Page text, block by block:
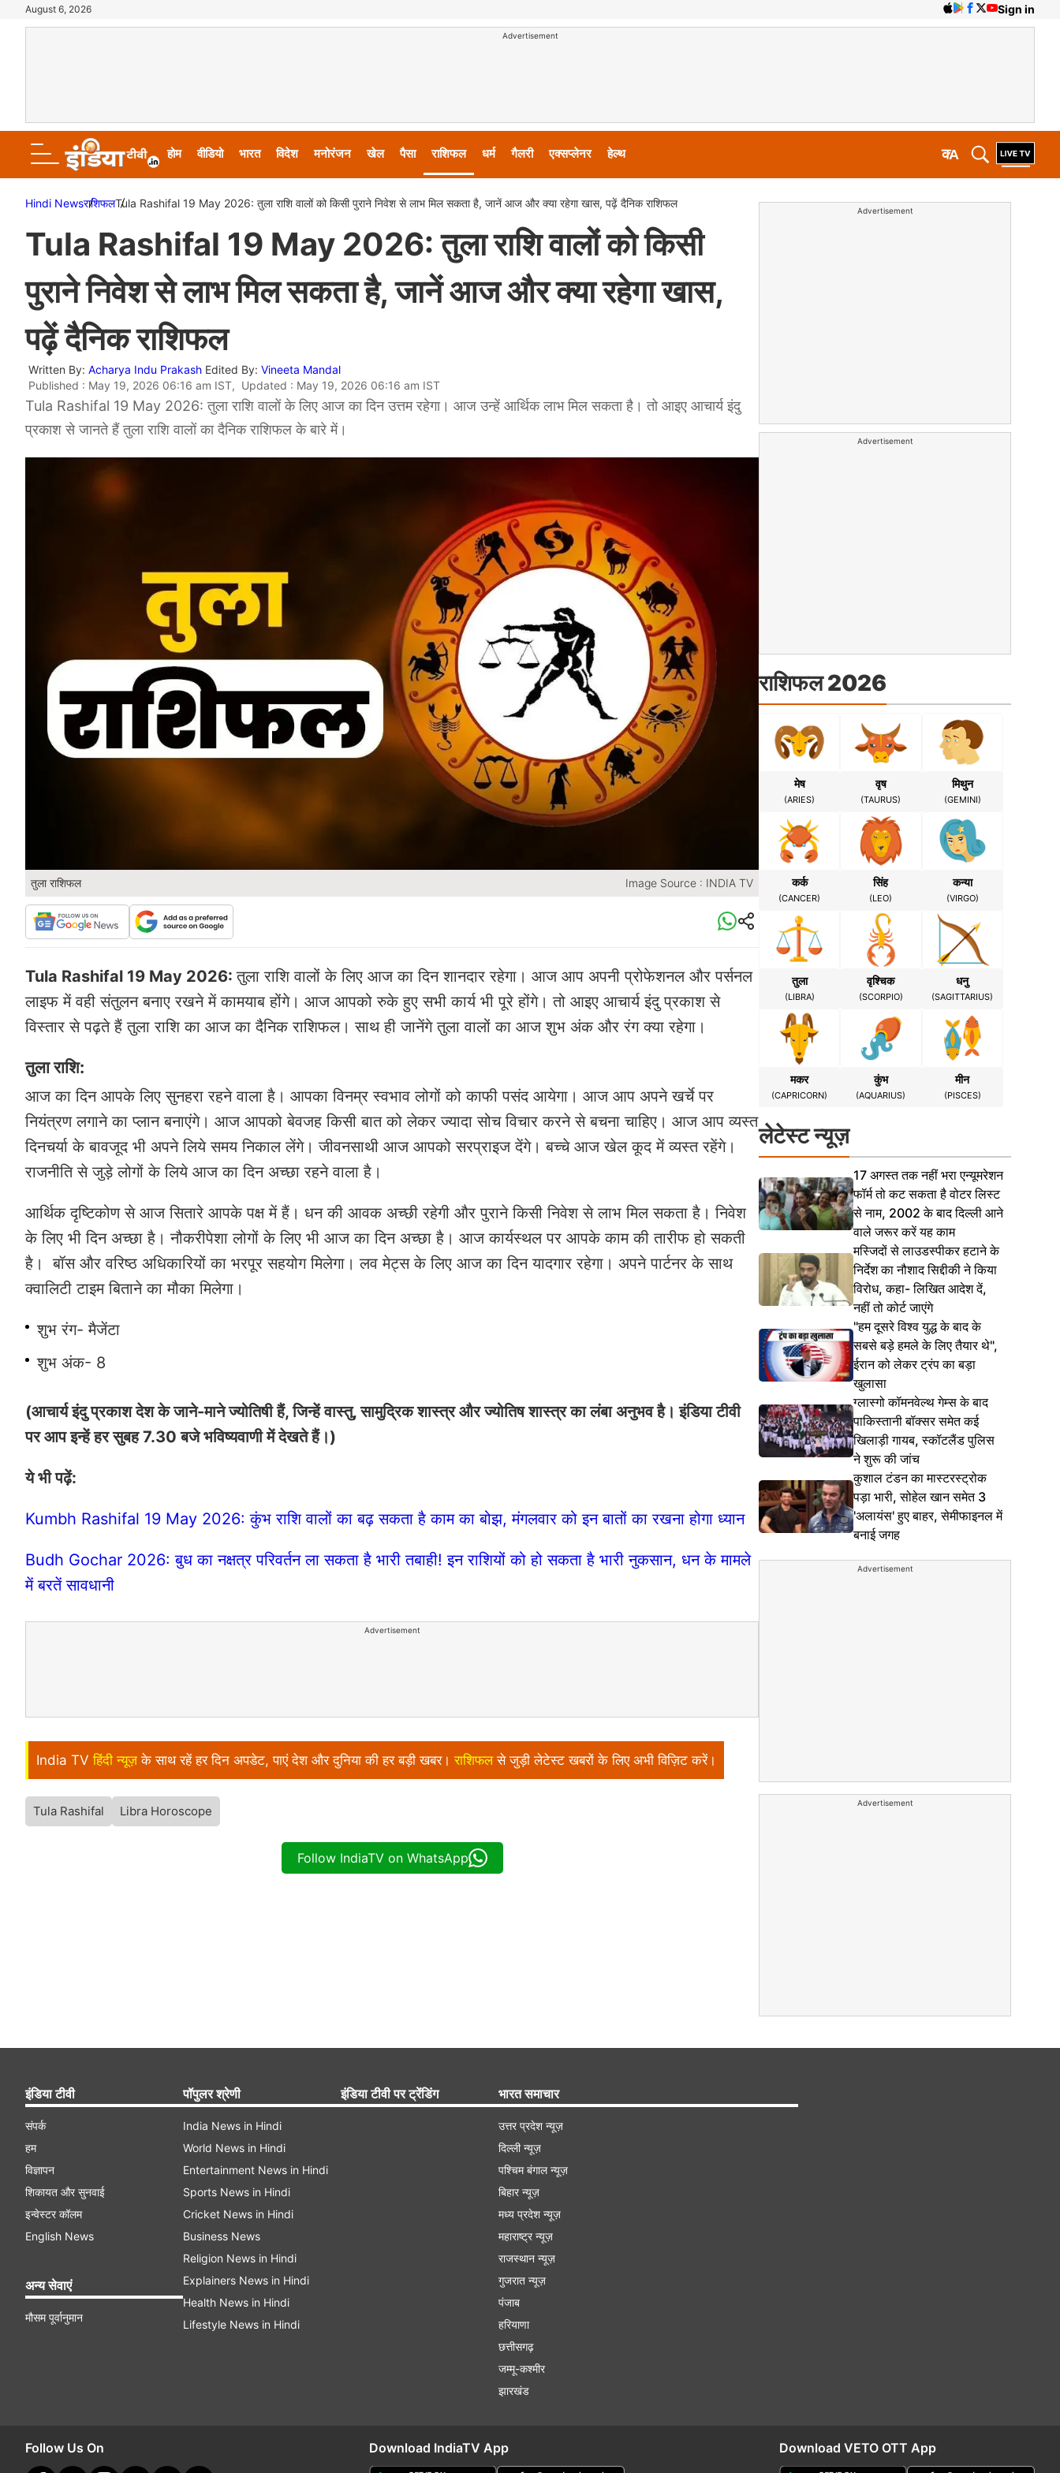
August 6, 2026 Sign in
Advertisement
होम वीडियो भारत विदेश मनोरंजन खेल पैसा राशिफल धर्म गैलरी एक्सप्लेनर हेल्थ A
क
Hindi NewsराशिफलTula Rashifal 19 May 2026: तुला राशि वालों को किसी पुराने निवेश से लाभ मिल सकता है, जानें आज और क्या रहेगा खास, पढ़ें दैनिक राशिफल
Tula Rashifal 19 May 2026: तुला राशि वालों को किसी
पुराने निवेश से लाभ मिल सकता है, जानें आज और क्या रहेगा खास,
पढ़ें दैनिक राशिफल
Written By: Acharya Indu Prakash Edited By: Vineeta Mandal
Published : May 19, 2026 06:16 am IST, Updated : May 19, 2026 06:16 am IST
Tula Rashifal 19 May 2026: तुला राशि वालों के लिए आज का दिन उत्तम रहेगा। आज उन्हें आर्थिक लाभ मिल सकता है। तो आइए आचार्य इंदु
प्रकाश से जानते हैं तुला राशि वालों का दैनिक राशिफल के बारे में।
तुला राशिफल Image Source : INDIA TV
Tula Rashifal 19 May 2026:तुला राशि वालों के लिए आज का दिन शानदार रहेगा। आज आप अपनी प्रोफेशनल और पर्सनल
लाइफ में वही संतुलन बनाए रखने में कामयाब होंगे। आज आपको रुके हुए सभी कार्य भी पूरे होंगे। तो आइए आचार्य इंदु प्रकाश से
विस्तार से पढ़ते हैं तुला राशि का आज का दैनिक राशिफल। साथ ही जानेंगे तुला वालों का आज शुभ अंक और रंग क्या रहेगा।
तुला राशि:
आज का दिन आपके लिए सुनहरा रहने वाला है। आपका विनम्र स्वभाव लोगों को काफी पसंद आयेगा। आज आप अपने खर्चे पर
नियंत्रण लगाने का प्लान बनाएंगे। आज आपको बेवजह किसी बात को लेकर ज्यादा सोच विचार करने से बचना चाहिए। आज आप व्यस्त
दिनचर्या के बावजूद भी अपने लिये समय निकाल लेंगे। जीवनसाथी आज आपको सरप्राइज देंगे। बच्चे आज खेल कूद में व्यस्त रहेंगे।
राजनीति से जुड़े लोगों के लिये आज का दिन अच्छा रहने वाला है।
आर्थिक दृष्टिकोण से आज सितारे आपके पक्ष में हैं। धन की आवक अच्छी रहेगी और पुराने किसी निवेश से लाभ मिल सकता है। निवेश
के लिए भी दिन अच्छा है। नौकरीपेशा लोगों के लिए भी आज का दिन अच्छा है। आज कार्यस्थल पर आपके काम की तारीफ हो सकती
है। बॉस और वरिष्ठ अधिकारियों का भरपूर सहयोग मिलेगा। लव मेट्स के लिए आज का दिन यादगार रहेगा। अपने पार्टनर के साथ
क्वालिटी टाइम बिताने का मौका मिलेगा।
शुभ रंग- मैजेंटा
शुभ अंक- 8
(आचार्य इंदु प्रकाश देश के जाने-माने ज्योतिषी हैं, जिन्हें वास्तु, सामुद्रिक शास्त्र और ज्योतिष शास्त्र का लंबा अनुभव है। इंडिया टीवी
पर आप इन्हें हर सुबह 7.30 बजे भविष्यवाणी में देखते हैं।)
ये भी पढ़ें:
Kumbh Rashifal 19 May 2026: कुंभ राशि वालों का बढ़ सकता है काम का बोझ, मंगलवार को इन बातों का रखना होगा ध्यान
Budh Gochar 2026: बुध का नक्षत्र परिवर्तन ला सकता है भारी तबाही! इन राशियों को हो सकता है भारी नुकसान, धन के मामले
में बरतें सावधानी
Advertisement
India TV हिंदी न्यूज़ के साथ रहें हर दिन अपडेट, पाएं देश और दुनिया की हर बड़ी खबर। राशिफलसे जुड़ी लेटेस्ट खबरों के लिए अभी विज़िट करें।
Tula Rashifal Libra Horoscope
Follow IndiaTV on WhatsApp
Advertisement
Advertisement
राशिफल 2026
मेष
(ARIES)
वृष
(TAURUS)
मिथुन
(GEMINI)
कर्क
(CANCER)
सिंह
(LEO)
कन्या
(VIRGO)
तुला
(LIBRA)
वृश्चिक
(SCORPIO)
धनु
(SAGITTARIUS)
मकर
(CAPRICORN)
कुंभ
(AQUARIUS)
मीन
(PISCES)
लेटेस्ट न्यूज़
17 अगस्त तक नहीं भरा एन्यूमरेशन
फॉर्म तो कट सकता है वोटर लिस्ट
से नाम, 2002 के बाद दिल्ली आने
वाले जरूर करें यह काम
मस्जिदों से लाउडस्पीकर हटाने के
निर्देश का नौशाद सिद्दीकी ने किया
विरोध, कहा- लिखित आदेश दें,
नहीं तो कोर्ट जाएंगे
"हम दूसरे विश्व युद्ध के बाद के
सबसे बड़े हमले के लिए तैयार थे",
ईरान को लेकर ट्रंप का बड़ा
खुलासा
ग्लास्गो कॉमनवेल्थ गेम्स के बाद
पाकिस्तानी बॉक्सर समेत कई
खिलाड़ी गायब, स्कॉटलैंड पुलिस
ने शुरू की जांच
कुशाल टंडन का मास्टरस्ट्रोक
पड़ा भारी, सोहेल खान समेत 3
'अलायंस' हुए बाहर, सेमीफाइनल में
बनाई जगह
Advertisement
Advertisement
इंडिया टीवी
संपर्क
हम
विज्ञापन
शिकायत और सुनवाई
इन्वेस्टर कॉलम
English News
अन्य सेवाएं
मौसम पूर्वानुमान
पॉपुलर श्रेणी
India News in Hindi
World News in Hindi
Entertainment News in Hindi
Sports News in Hindi
Cricket News in Hindi
Business News
Religion News in Hindi
Explainers News in Hindi
Health News in Hindi
Lifestyle News in Hindi
इंडिया टीवी पर ट्रेंडिंग भारत समाचार
उत्तर प्रदेश न्यूज़
दिल्ली न्यूज़
पश्चिम बंगाल न्यूज़
बिहार न्यूज़
मध्य प्रदेश न्यूज़
महाराष्ट्र न्यूज़
राजस्थान न्यूज़
गुजरात न्यूज़
पंजाब
हरियाणा
छत्तीसगढ़
जम्मू-कश्मीर
झारखंड
Follow Us On Download IndiaTV App Download VETO OTT App